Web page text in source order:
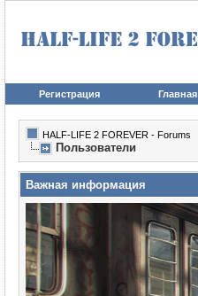
Регистрация Главная
HALF-LIFE 2 FOREVER - Forums
Пользователи
Важная информация